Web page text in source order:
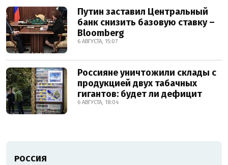
Путин заставил Центральный
банк снизить базовую ставку –
Bloomberg
6 АВГУСТА, 15:07
Россияне уничтожили склады с
продукцией двух табачных
гигантов: будет ли дефицит
6 АВГУСТА, 18:04
РОССИЯ